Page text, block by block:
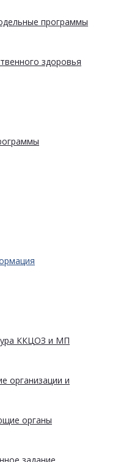
программы
здоровья
ККЦОЗ и МП
организации и
органы